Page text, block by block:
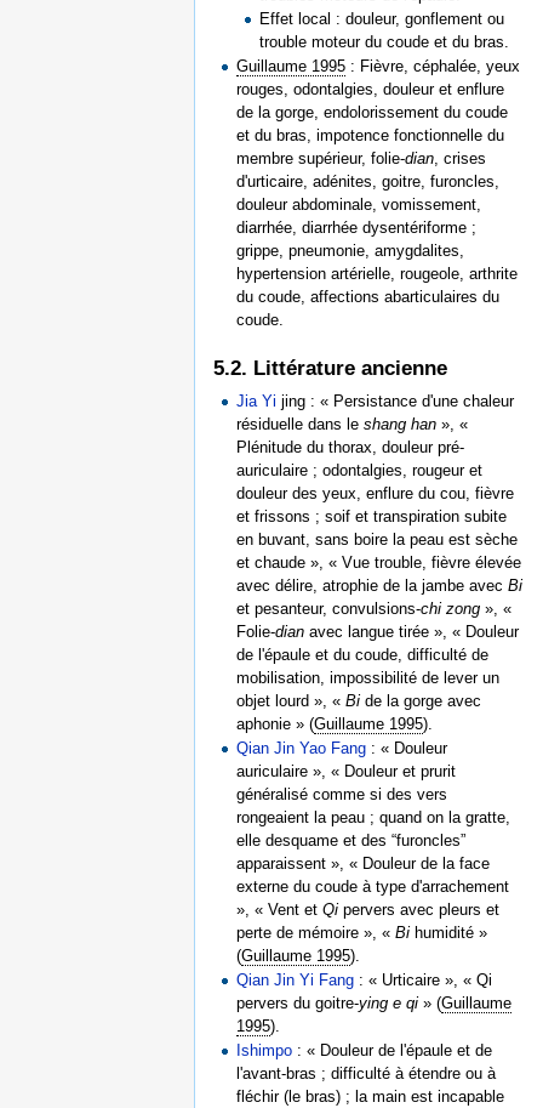
Effet local : douleur, gonflement ou
trouble moteur du coude et du bras.
Guillaume 1995 : Fièvre, céphalée, yeux
rouges, odontalgies, douleur et enflure
de la gorge, endolorissement du coude
et du bras, impotence fonctionnelle du
membre supérieur, folie-dian , crises
d'urticaire, adénites, goitre, furoncles,
douleur abdominale, vomissement,
diarrhée, diarrhée dysentériforme ;
grippe, pneumonie, amygdalites,
hypertension artérielle, rougeole, arthrite
du coude, affections abarticulaires du
coude.
5.2. Littérature ancienne
Jia Yi jing : « Persistance d'une chaleur
résiduelle dans leshang han », «
Plénitude du thorax, douleur pré-
auriculaire ; odontalgies, rougeur et
douleur des yeux, enflure du cou, fièvre
et frissons ; soif et transpiration subite
en buvant, sans boire la peau est sèche
et chaude », « Vue trouble, fièvre élevée
avec délire, atrophie de la jambe avecBi
et pesanteur, convulsions-chi zong », «
Folie-dian avec langue tirée », « Douleur
de l'épaule et du coude, difficulté de
mobilisation, impossibilité de lever un
objet lourd », «Bi de la gorge avec
aphonie » (Guillaume 1995).
Qian Jin Yao Fang : « Douleur
auriculaire », « Douleur et prurit
généralisé comme si des vers
rongeaient la peau ; quand on la gratte,
elle desquame et des “furoncles”
apparaissent », « Douleur de la face
externe du coude à type d'arrachement
», « Vent etQi pervers avec pleurs et
perte de mémoire », «Bi humidité »
(Guillaume 1995).
Qian Jin Yi Fang : « Urticaire », « Qi
pervers du goitre-ying e qi » (Guillaume
1995).
Ishimpo : « Douleur de l'épaule et de
l'avant-bras ; difficulté à étendre ou à
fléchir (le bras) ; la main est incapable